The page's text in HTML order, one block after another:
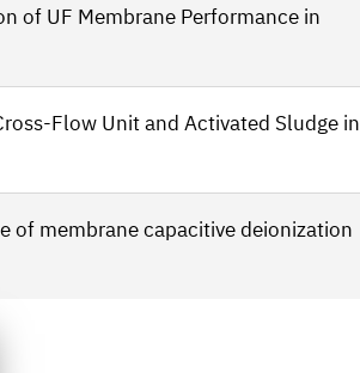
of UF Membrane Performance in
Flow Unit and Activated Sludge in
of membrane capacitive deionization